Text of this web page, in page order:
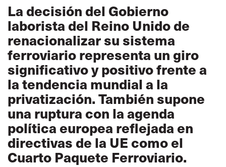
La decisión del Gobierno
laborista del Reino Unido de
renacionalizar su sistema
ferroviario representa un giro
significativo y positivo frente a
la tendencia mundial a la
privatización. También supone
una ruptura con la agenda
política europea reflejada en
directivas de la UE como el
Cuarto Paquete Ferroviario.